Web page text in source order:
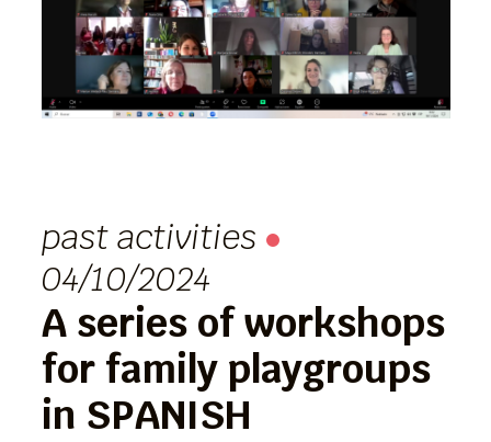
past activities
04/10/2024
A series of workshops
for family playgroups
in SPANISH